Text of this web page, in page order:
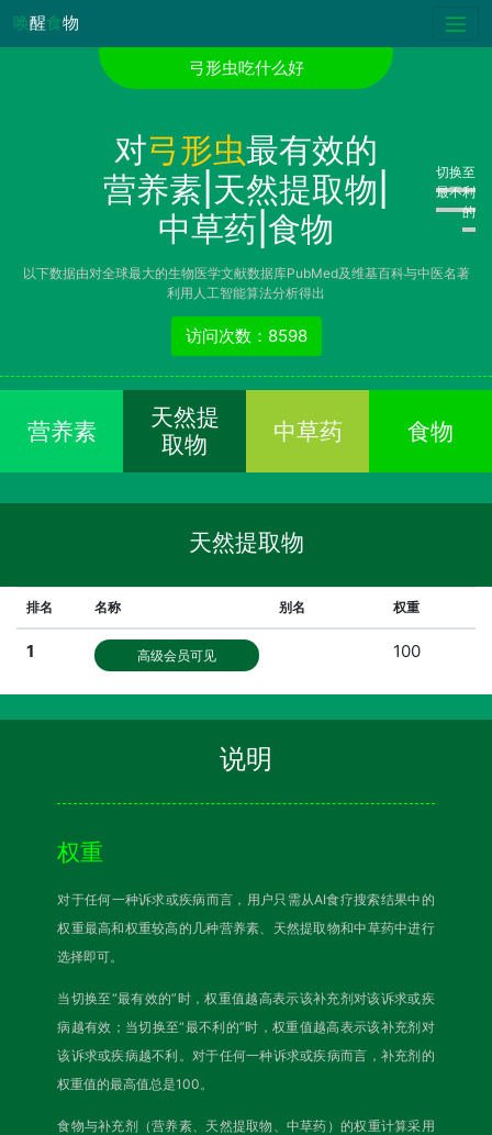
唤醒食物
弓形虫吃什么好
对弓形虫最有效的
营养素|天然提取物|
中草药|食物
切换至
最不利
的
以下数据由对全球最大的生物医学文献数据库PubMed及维基百科与中医名著
利用人工智能算法分析得出
访问次数：8598
营养素
天然提
取物
中草药 食物
天然提取物
排名 名称 别名 权重
1 高级会员可见 100
说明
权重
对于任何一种诉求或疾病而言，用户只需从AI食疗搜索结果中的
权重最高和权重较高的几种营养素、天然提取物和中草药中进行
选择即可。
当切换至“最有效的”时，权重值越高表示该补充剂对该诉求或疾
病越有效；当切换至“最不利的”时，权重值越高表示该补充剂对
该诉求或疾病越不利。对于任何一种诉求或疾病而言，补充剂的
权重值的最高值总是100。
食物与补充剂（营养素、天然提取物、中草药）的权重计算采用